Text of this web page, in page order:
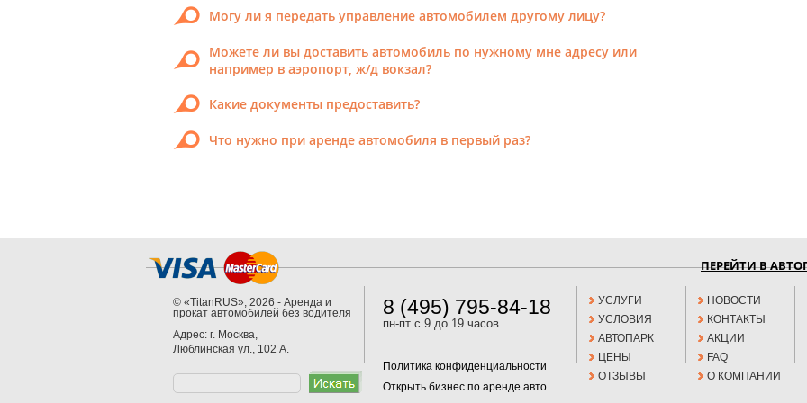
Могу ли я передать управление автомобилем другому лицу?
Можете ли вы доставить автомобиль по нужному мне адресу или
например в аэропорт, ж/д вокзал?
Какие документы предоставить?
Что нужно при аренде автомобиля в первый раз?
ПЕРЕЙТИ В
© «TitanRUS», 2026 - Аренда и
прокат автомобилей без водителя
Адрес: г. Москва,
Люблинская ул., 102 А.
8 (495) 795-84-18
пн-пт с 9 до 19 часов
Политика конфиденциальности
Открыть бизнес по аренде авто
УСЛУГИ
УСЛОВИЯ
АВТОПАРК
ЦЕНЫ
ОТЗЫВЫ
НОВОСТИ
КОНТАКТЫ
АКЦИИ
FAQ
О КОМПАНИИ